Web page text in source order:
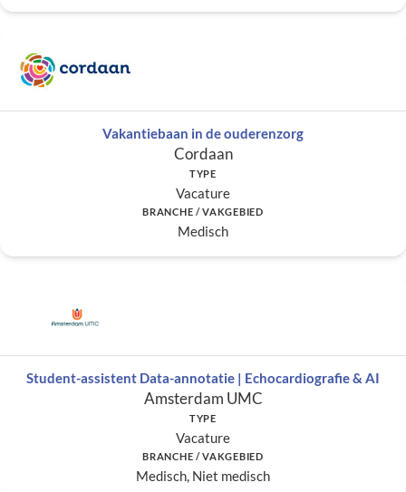
Vakantiebaan in de ouderenzorg
Cordaan
TYPE
Vacature
BRANCHE / VAKGEBIED
Medisch
Student-assistent Data-annotatie | Echocardiografie & AI
Amsterdam UMC
TYPE
Vacature
BRANCHE / VAKGEBIED
Medisch, Niet medisch